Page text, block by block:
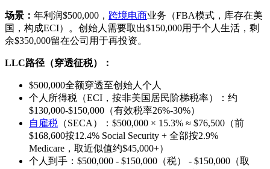
场景： 年利润$500,000， 跨境电商业务（FBA模式，库存在美
国，构成ECI）。创始人需要取出$150,000用于个人生活，剩
余$350,000留在公司用于再投资。
LLC路径（穿透征税）：
$500,000全额穿透至创始人个人
个人所得税（ECI，按非美国居民阶梯税率）：约
$130,000-$150,000（有效税率26%-30%）
自雇税 （SECA）：$500,000 × 15.3% ≈ $76,500（前
$168,600按12.4% Social Security + 全部按2.9%
Medicare，取近似值约$45,000+）
个人到手：$500,000 - $150,000（税） - $150,000（取